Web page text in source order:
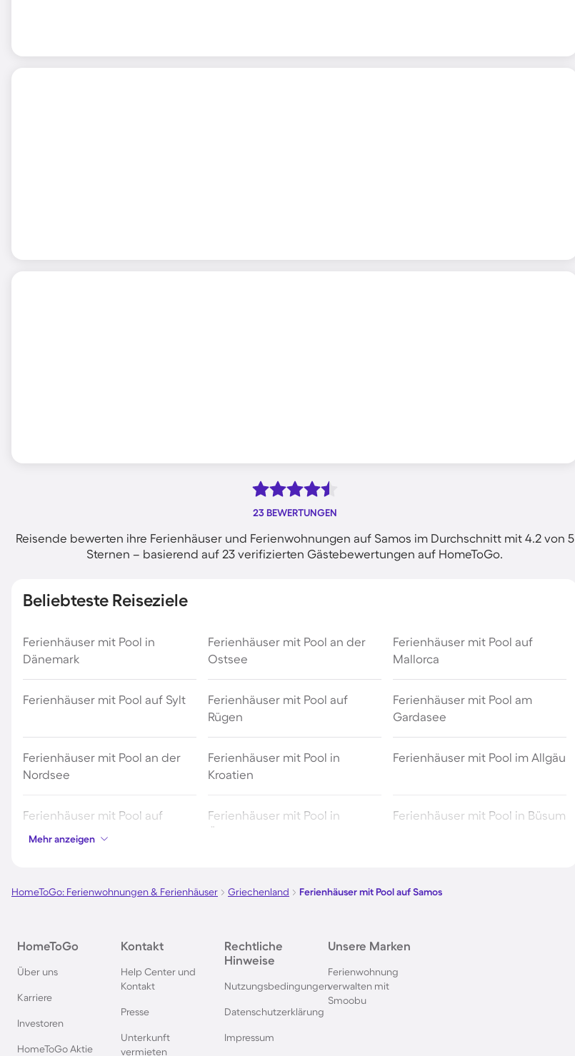
23 BEWERTUNGEN
Reisende bewerten ihre Ferienhäuser und Ferienwohnungen auf Samos im Durchschnitt mit 4.2 von 5
Sternen – basierend auf 23 verifizierten Gästebewertungen auf HomeToGo.
Beliebteste Reiseziele
Ferienhäuser mit Pool in
Dänemark
Ferienhäuser mit Pool an der
Ostsee
Ferienhäuser mit Pool auf
Mallorca
Ferienhäuser mit Pool auf Sylt
Ferienhäuser mit Pool auf
Rügen
Ferienhäuser mit Pool am
Gardasee
Ferienhäuser mit Pool an der
Nordsee
Ferienhäuser mit Pool in
Kroatien
Ferienhäuser mit Pool im Allgäu
Ferienhäuser mit Pool auf
Fehmarn
Ferienhäuser mit Pool in
Österreich
Ferienhäuser mit Pool in Büsum
Norddeich
Comer See
Schwarzwald
Oberstdorf
Ferienhäuser mit Pool in
Grömitz
Ferienhäuser mit Pool in Italien
Ferienhäuser mit Pool in Ferienhäuser mit Pool in
Mehr anzeigen
HomeToGo: Ferienwohnungen & Ferienhäuser Griechenland Ferienhäuser mit Pool auf Samos
HomeToGo
Über uns
Karriere
Investoren
HomeToGo Aktie
Kontakt
Help Center und
Kontakt
Presse
Unterkunft
vermieten
Rechtliche
Hinweise
Nutzungsbedingungen
Datenschutzerklärung
Impressum
Unsere Marken
Ferienwohnung
verwalten mit
Smoobu